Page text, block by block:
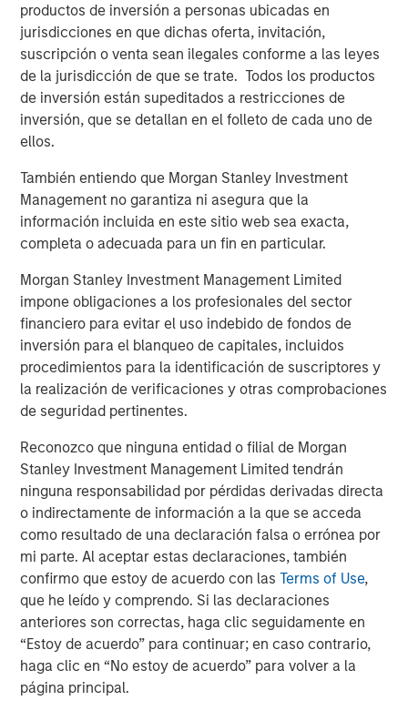
productos de inversión a personas ubicadas en
jurisdicciones en que dichas oferta, invitación,
suscripción o venta sean ilegales conforme a las leyes
de la jurisdicción de que se trate. Todos los productos
de inversión están supeditados a restricciones de
inversión, que se detallan en el folleto de cada uno de
ellos.
También entiendo que Morgan Stanley Investment
Management no garantiza ni asegura que la
información incluida en este sitio web sea exacta,
completa o adecuada para un fin en particular.
Morgan Stanley Investment Management Limited
impone obligaciones a los profesionales del sector
financiero para evitar el uso indebido de fondos de
inversión para el blanqueo de capitales, incluidos
procedimientos para la identificación de suscriptores y
la realización de verificaciones y otras comprobaciones
de seguridad pertinentes.
Reconozco que ninguna entidad o filial de Morgan
Stanley Investment Management Limited tendrán
ninguna responsabilidad por pérdidas derivadas directa
o indirectamente de información a la que se acceda
como resultado de una declaración falsa o errónea por
mi parte. Al aceptar estas declaraciones, también
confirmo que estoy de acuerdo con lasTerms of Use,
que he leído y comprendo. Si las declaraciones
anteriores son correctas, haga clic seguidamente en
“Estoy de acuerdo” para continuar; en caso contrario,
haga clic en “No estoy de acuerdo” para volver a la
página principal.
leading global private infrastructure investment platform
with approximately $17 billion in assets under
management since inception. Founded in 2006, MSIP has
invested in a diverse portfolio of over 40 investments
across transport, digital infrastructure, energy transition
and utilities. MSIP targets assets that provide essential
public goods and services with the potential for value
creation through active asset management. For further
information about Morgan Stanley Infrastructure
Partners, please visit
www.morganstanley.com/im/infrastructurepartners
About Morgan Stanley Investment Management
Morgan Stanley Investment Management, together with
its investment advisory affiliates, has more than 1,400
investment professionals around the world and $1.6
trillion in assets under management or supervision as of
March 31, 2025. Morgan Stanley Investment Management
strives to provide outstanding long-term investment
performance, service, and a comprehensive suite of
investment management solutions to a diverse client
base, which includes governments, institutions,
corporations and individuals worldwide. For further
information about Morgan Stanley Investment
Management, please visit
www.morganstanley.com/im
About Morgan Stanley
Morgan Stanley (NYSE: MS) is a leading global financial
services firm providing a wide range of investment
banking, securities, wealth management and investment
management services. With offices in 42 countries, the